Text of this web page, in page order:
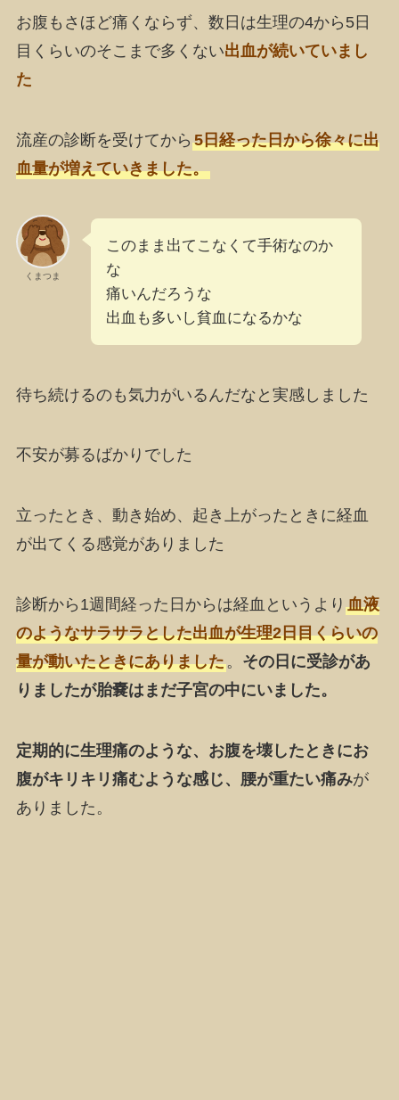
お腹もさほど痛くならず、数日は生理の4から5日
目くらいのそこまで多くない出血が続いていまし
た
流産の診断を受けてから 5日経った日から徐々に出
血量が増えていきました。
くまつま
このまま出てこなくて手術なのか
な
痛いんだろうな
出血も多いし貧血になるかな
待ち続けるのも気力がいるんだなと実感しました
不安が募るばかりでした
立ったとき、動き始め、起き上がったときに経血
が出てくる感覚がありました
診断から1週間経った日からは経血というより 血液
のようなサラサラとした出血が生理2日目くらいの
量が動いたときにありました。 その日に受診があ
りましたが胎嚢はまだ子宮の中にいました。
定期的に生理痛のような、お腹を壊したときにお
腹がキリキリ痛むような感じ、腰が重たい痛みが
ありました。